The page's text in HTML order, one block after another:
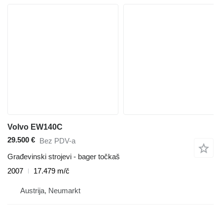
Volvo EW140C
29.500 € Bez PDV-a
Građevinski strojevi - bager točkaš
2007
17.479 m/č
Austrija, Neumarkt